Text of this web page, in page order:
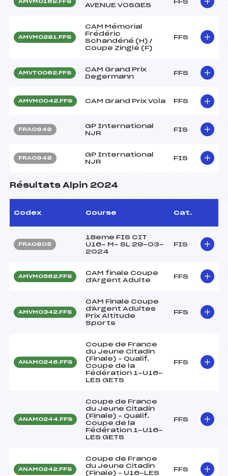
AMVM0162.FFS
AVENUE VOSGES
FFS
AMVM0281.FFS
CAM Mémorial
Frédéric
Schandéné (H) /
Coupe Zinglé (F)
FFS
AMVT0062.FFS
CAM Grand Prix
Degermann
FFS
AMVM0042.FFS CAM Grand Prix Vola FFS
FRA0949
GP International
NJR
FIS
FRA0948
GP International
NJR
FIS
Résultats Alpin 2024
Codex Course Cat.
FRA0805
18eme FIS CIT
U16- M- SL 29-03-
2024
FIS
AMVM0562.FFS
CAM finale Coupe
d'Argent Adulte
FFS
AMVM0342.FFS
CAM Finale Coupe
d'Argent Adultes
Prix Altitude
Sports
FFS
ANAM0246.FFS
Coupe de France
du Jeune Citadin
(Finale) – Qualif.
Coupe de la
Fédération 1-U16-
LES GETS
FFS
ANAM0244.FFS
Coupe de France
du Jeune Citadin
(Finale) – Qualif.
Coupe de la
Fédération 1-U16-
LES GETS
FFS
ANAM0242.FFS
Coupe de France
du Jeune Citadin
(Finale) – U16-LES
FFS